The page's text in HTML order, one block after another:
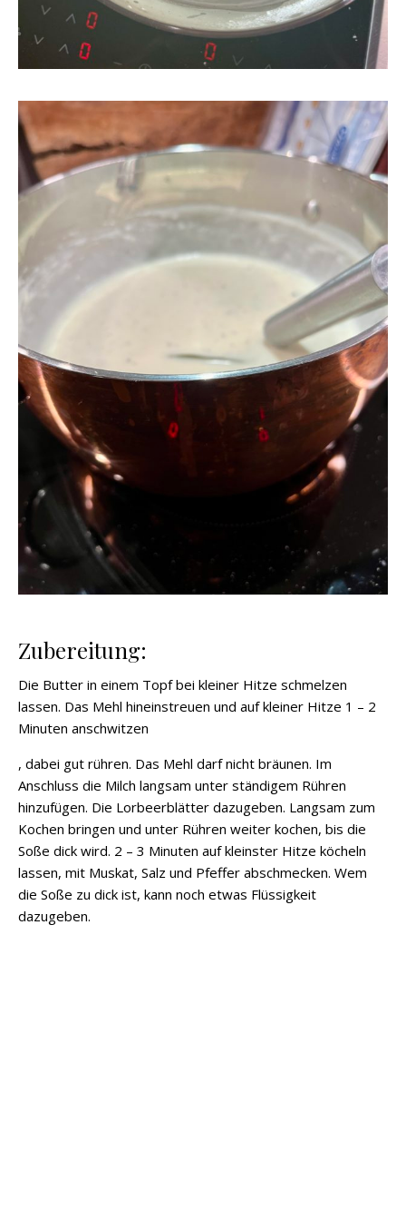
Zubereitung:
Die Butter in einem Topf bei kleiner Hitze schmelzen
lassen. Das Mehl hineinstreuen und auf kleiner Hitze 1 – 2
Minuten anschwitzen
, dabei gut rühren. Das Mehl darf nicht bräunen. Im
Anschluss die Milch langsam unter ständigem Rühren
hinzufügen. Die Lorbeerblätter dazugeben. Langsam zum
Kochen bringen und unter Rühren weiter kochen, bis die
Soße dick wird. 2 – 3 Minuten auf kleinster Hitze köcheln
lassen, mit Muskat, Salz und Pfeffer abschmecken. Wem
die Soße zu dick ist, kann noch etwas Flüssigkeit
dazugeben.